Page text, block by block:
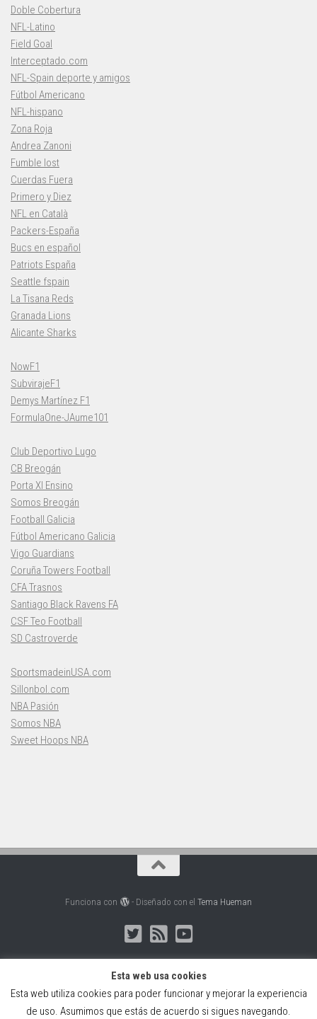
Doble Cobertura
NFL-Latino
Field Goal
Interceptado.com
NFL-Spain deporte y amigos
Fútbol Americano
NFL-hispano
Zona Roja
Andrea Zanoni
Fumble lost
Cuerdas Fuera
Primero y Diez
NFL en Català
Packers-España
Bucs en español
Patriots España
Seattle fspain
La Tisana Reds
Granada Lions
Alicante Sharks
NowF1
SubvirajeF1
Demys Martínez F1
FormulaOne-JAume101
Club Deportivo Lugo
CB Breogán
Porta XI Ensino
Somos Breogán
Football Galicia
Fútbol Americano Galicia
Vigo Guardians
Coruña Towers Football
CFA Trasnos
Santiago Black Ravens FA
CSF Teo Football
SD Castroverde
SportsmadeinUSA.com
Sillonbol.com
NBA Pasión
Somos NBA
Sweet Hoops NBA
Funciona con - Diseñado con el Tema Hueman
Web creada, alojada y mantenida por Café Dixital SL - 2026.
Visítanos enhttps://cafedixital.como ponte en contacto con
Esta web usa cookies
Esta web utiliza cookies para poder funcionar y mejorar la experiencia
de uso. Asumimos que estás de acuerdo si sigues navegando.